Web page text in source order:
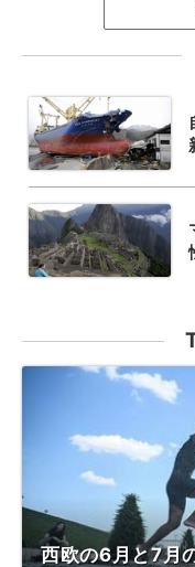
西欧の6月と7月